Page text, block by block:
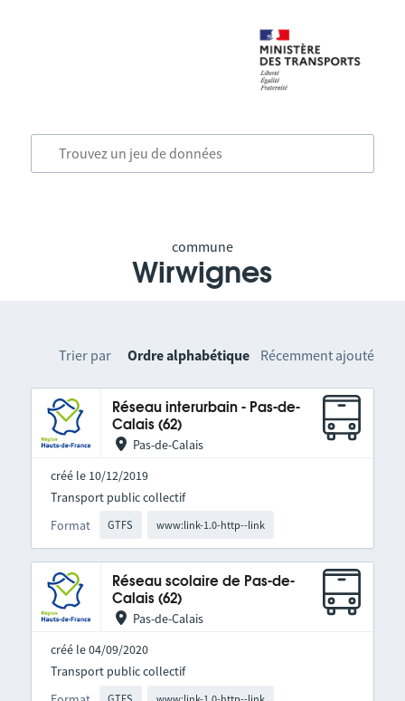
commune
Wirwignes
Trier par Ordre alphabétique Récemment ajouté
Réseau interurbain - Pas-de-
Calais (62)
Pas-de-Calais
créé le 10/12/2019
Format GTFS www:link-1.0-http--link
Transport public collectif
Réseau scolaire de Pas-de-
Calais (62)
Pas-de-Calais
créé le 04/09/2020
Transport public collectif